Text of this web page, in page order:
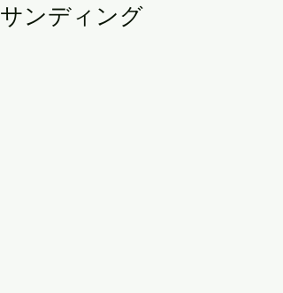
サンディング